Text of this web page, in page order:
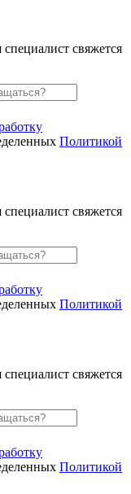
свяжется
Политикой
свяжется
Политикой
свяжется
Политикой